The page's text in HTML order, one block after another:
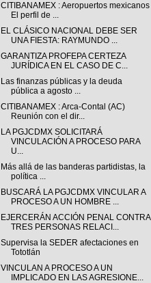
CITIBANAMEX : Aeropuertos mexicanos
El perfil de ...
EL CLÁSICO NACIONAL DEBE SER
UNA FIESTA: RAYMUNDO ...
GARANTIZA PROFEPA CERTEZA
JURÍDICA EN EL CASO DE C...
Las finanzas públicas y la deuda
pública a agosto ...
CITIBANAMEX : Arca-Contal (AC)
Reunión con el dir...
LA PGJCDMX SOLICITARÁ
VINCULACIÓN A PROCESO PARA
U...
Más allá de las banderas partidistas, la
política ...
BUSCARÁ LA PGJCDMX VINCULAR A
PROCESO A UN HOMBRE ...
EJERCERÁN ACCIÓN PENAL CONTRA
TRES PERSONAS RELACI...
Supervisa la SEDER afectaciones en
Tototlán
VINCULAN A PROCESO A UN
IMPLICADO EN LAS AGRESIONE...